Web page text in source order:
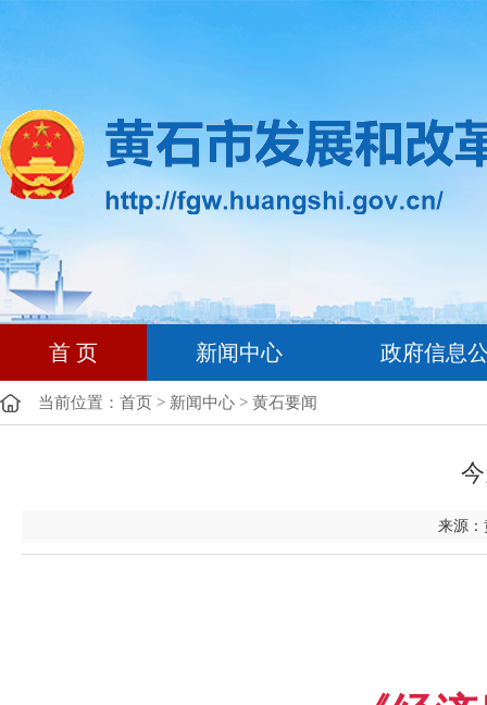
首 页 新闻中心 政府信息
当前位置： 首页 > 新闻中心 > 黄石要闻
来源